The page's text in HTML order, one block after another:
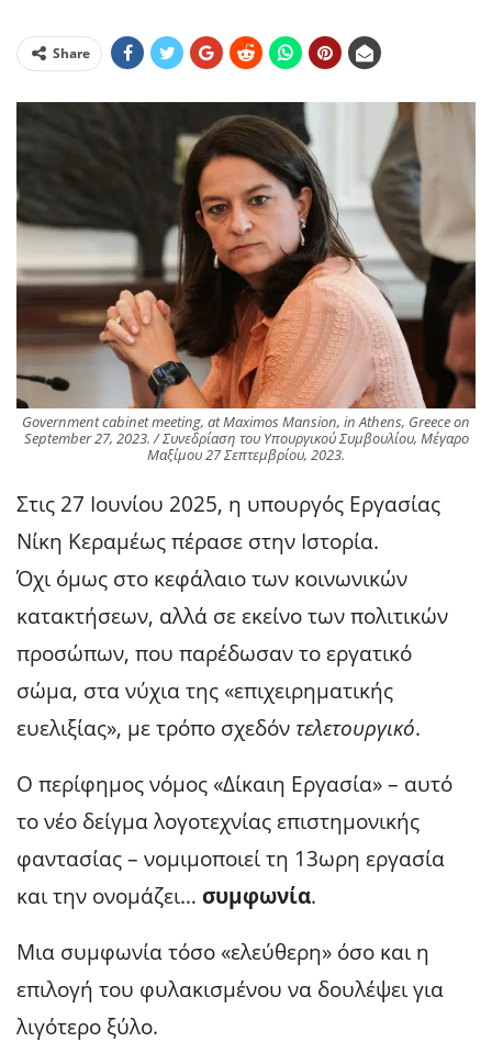
Share
Government cabinet meeting, at Maximos Mansion, in Athens, Greece on
September 27, 2023. / Συνεδρίαση του Υπουργικού Συμβουλίου, Μέγαρο
Μαξίμου 27 Σεπτεμβρίου, 2023.
Στις 27 Ιουνίου 2025, η υπουργός Εργασίας
Νίκη Κεραμέως πέρασε στην Ιστορία.
Όχι όμως στο κεφάλαιο των κοινωνικών
κατακτήσεων, αλλά σε εκείνο των πολιτικών
προσώπων, που παρέδωσαν το εργατικό
σώμα, στα νύχια της «επιχειρηματικής
ευελιξίας», με τρόπο σχεδόν τελετουργικό.
Ο περίφημος νόμος «Δίκαιη Εργασία» – αυτό
το νέο δείγμα λογοτεχνίας επιστημονικής
φαντασίας – νομιμοποιεί τη 13ωρη εργασία
και την ονομάζει… συμφωνία.
Μια συμφωνία τόσο «ελεύθερη» όσο και η
επιλογή του φυλακισμένου να δουλέψει για
λιγότερο ξύλο.